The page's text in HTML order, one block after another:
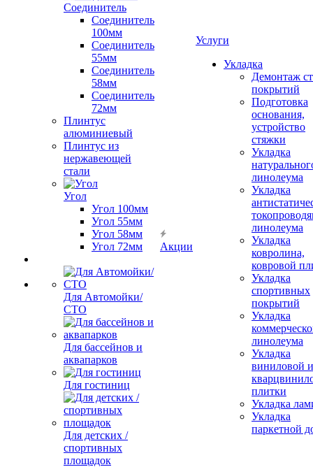
Соединитель
Соединитель
100мм
Соединитель
55мм
Соединитель
58мм
Соединитель
72мм
Плинтус
алюминиевый
Плинтус из
нержавеющей
стали
Угол
Угол 100мм
Угол 55мм
Угол 58мм
Угол 72мм
Для Автомойки/
СТО
Для бассейнов и
аквапарков
Для гостиниц
Для детских /
спортивных
площадок
Акции
Услуги
Укладка
Демонтаж
покрытий
Подготовка
основания,
устройство
стяжки
Укладка
линолеума
Укладка
линолеума
Укладка
ковролина,
ковровой
Укладка
спортивных
покрытий
Укладка
линолеума
Укладка
виниловой и
плитки
Укладка
Укладка
паркетной